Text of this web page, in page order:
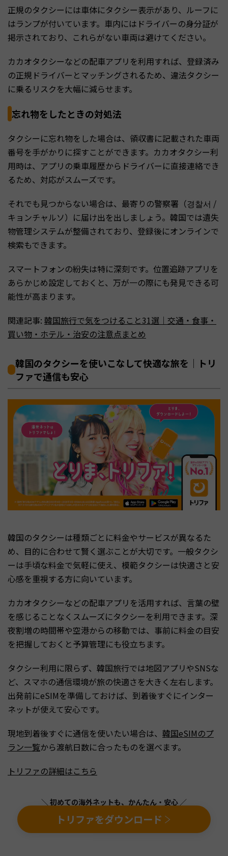
正規のタクシーには車体にタクシー表示があり、ルーフに
はランプが付いています。車内にはドライバーの身分証が
掲示されており、これらがない車両は避けてください。
カカオタクシーなどの配車アプリを利用すれば、登録済み
の正規ドライバーとマッチングされるため、違法タクシー
に乗るリスクを大幅に減らせます。
忘れ物をしたときの対処法
タクシーに忘れ物をした場合は、領収書に記載された車両
番号を手がかりに探すことができます。カカオタクシー利
用時は、アプリの乗車履歴からドライバーに直接連絡でき
るため、対応がスムーズです。
それでも見つからない場合は、最寄りの警察署（경찰서 /
キョンチャルソ）に届け出を出しましょう。韓国では遺失
物管理システムが整備されており、登録後にオンラインで
検索もできます。
スマートフォンの紛失は特に深刻です。位置追跡アプリを
あらかじめ設定しておくと、万が一の際にも発見できる可
能性が高まります。
関連記事: 韓国旅行で気をつけること31選｜交通・食事・
買い物・ホテル・治安の注意点まとめ
韓国のタクシーを使いこなして快適な旅を｜トリ
ファで通信も安心
韓国のタクシーは種類ごとに料金やサービスが異なるた
め、目的に合わせて賢く選ぶことが大切です。一般タクシ
ーは手頃な料金で気軽に使え、模範タクシーは快適さと安
心感を重視する方に向いています。
カカオタクシーなどの配車アプリを活用すれば、言葉の壁
を感じることなくスムーズにタクシーを利用できます。深
夜割増の時間帯や空港からの移動では、事前に料金の目安
を把握しておくと予算管理にも役立ちます。
タクシー利用に限らず、韓国旅行では地図アプリやSNSな
ど、スマホの通信環境が旅の快適さを大きく左右します。
出発前にeSIMを準備しておけば、到着後すぐにインター
ネットが使えて安心です。
現地到着後すぐに通信を使いたい場合は、 韓国eSIMのプ
ラン一覧から渡航日数に合ったものを選べます。
トリファの詳細はこちら
＼ 初めての海外ネットも、かんたん・安心 ／
トリファをダウンロード